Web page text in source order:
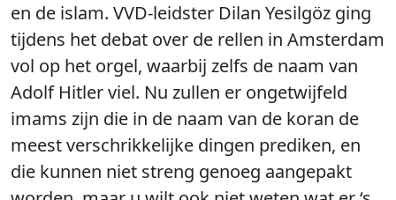
en de islam. VVD-leidster Dilan Yesilgöz ging
tijdens het debat over de rellen in Amsterdam
vol op het orgel, waarbij zelfs de naam van
Adolf Hitler viel. Nu zullen er ongetwijfeld
imams zijn die in de naam van de koran de
meest verschrikkelijke dingen prediken, en
die kunnen niet streng genoeg aangepakt